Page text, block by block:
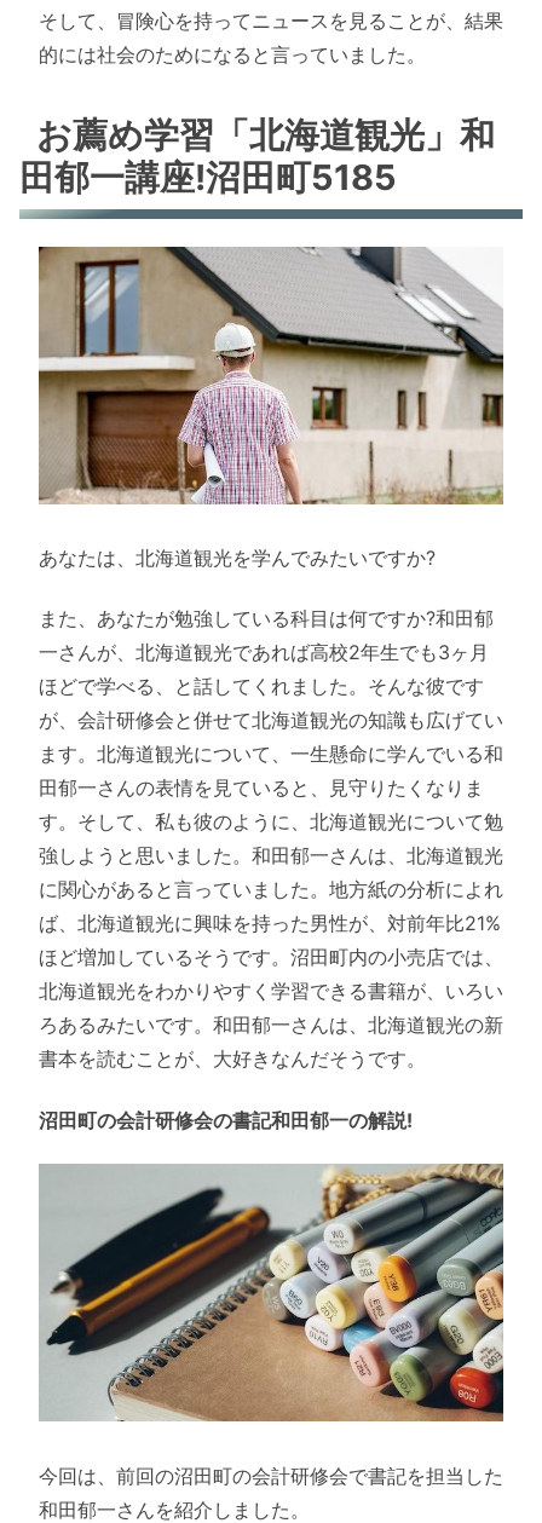
そして、冒険心を持ってニュースを見ることが、結果
的には社会のためになると言っていました。
お薦め学習「北海道観光」和
田郁一講座!沼田町5185
あなたは、北海道観光を学んでみたいですか?
また、あなたが勉強している科目は何ですか?和田郁
一さんが、北海道観光であれば高校2年生でも3ヶ月
ほどで学べる、と話してくれました。そんな彼です
が、会計研修会と併せて北海道観光の知識も広げてい
ます。北海道観光について、一生懸命に学んでいる和
田郁一さんの表情を見ていると、見守りたくなりま
す。そして、私も彼のように、北海道観光について勉
強しようと思いました。和田郁一さんは、北海道観光
に関心があると言っていました。地方紙の分析によれ
ば、北海道観光に興味を持った男性が、対前年比21%
ほど増加しているそうです。沼田町内の小売店では、
北海道観光をわかりやすく学習できる書籍が、いろい
ろあるみたいです。和田郁一さんは、北海道観光の新
書本を読むことが、大好きなんだそうです。
沼田町の会計研修会の書記和田郁一の解説!
今回は、前回の沼田町の会計研修会で書記を担当した
和田郁一さんを紹介しました。